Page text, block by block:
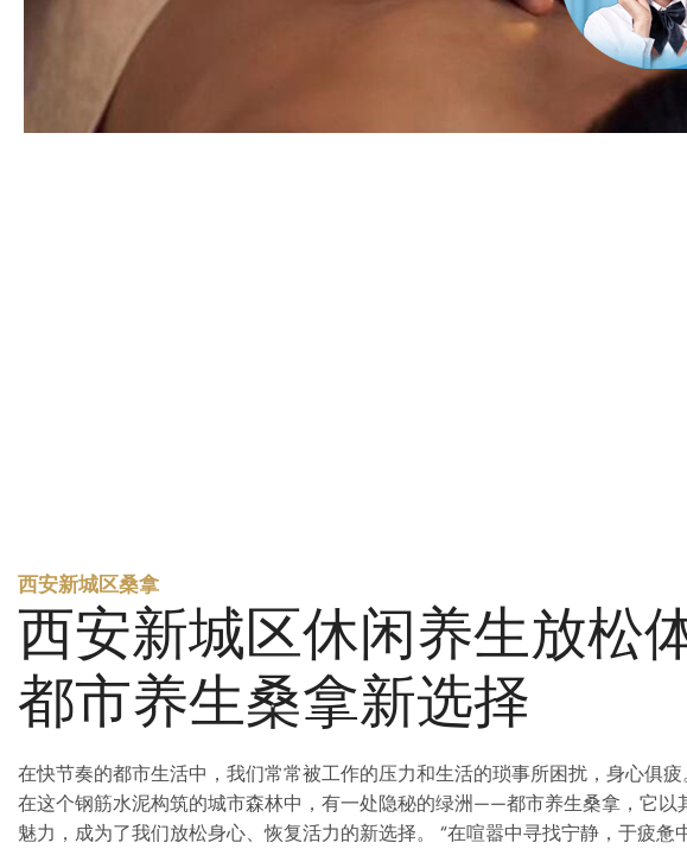
西安新城区桑拿
西安新城区休闲养生放松
都市养生桑拿新选择
在快节奏的都市生活中，我们常常被工作的压力和生活的琐事所困扰，身心俱疲
在这个钢筋水泥构筑的城市森林中，有一处隐秘的绿洲——都市养生桑拿，它以
魅力，成为了我们放松身心、恢复活力的新选择。 “在喧嚣中寻找宁静，于疲惫